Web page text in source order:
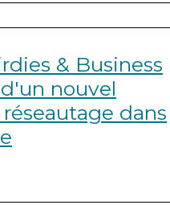
& Business
nouvel
dans